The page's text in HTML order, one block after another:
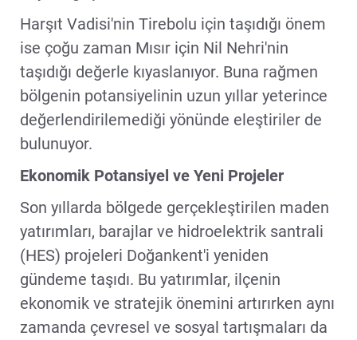
Harşıt Vadisi'nin Tirebolu için taşıdığı önem
ise çoğu zaman Mısır için Nil Nehri'nin
taşıdığı değerle kıyaslanıyor. Buna rağmen
bölgenin potansiyelinin uzun yıllar yeterince
değerlendirilemediği yönünde eleştiriler de
bulunuyor.
Ekonomik Potansiyel ve Yeni Projeler
Son yıllarda bölgede gerçekleştirilen maden
yatırımları, barajlar ve hidroelektrik santrali
(HES) projeleri Doğankent'i yeniden
gündeme taşıdı. Bu yatırımlar, ilçenin
ekonomik ve stratejik önemini artırırken aynı
zamanda çevresel ve sosyal tartışmaları da